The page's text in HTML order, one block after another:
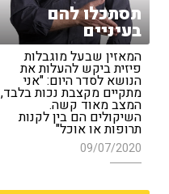
תסתכלו להם
בעיניים
המאזין שבעל מוגבלות
פיזית ביקש להעלות את
הנושא לסדר היום: "אני
מתקיים מקצבת נכות בלבד,
המצב מאוד קשה.
השיקולים הם בין לקנות
תרופות או אוכל"
09/07/2020